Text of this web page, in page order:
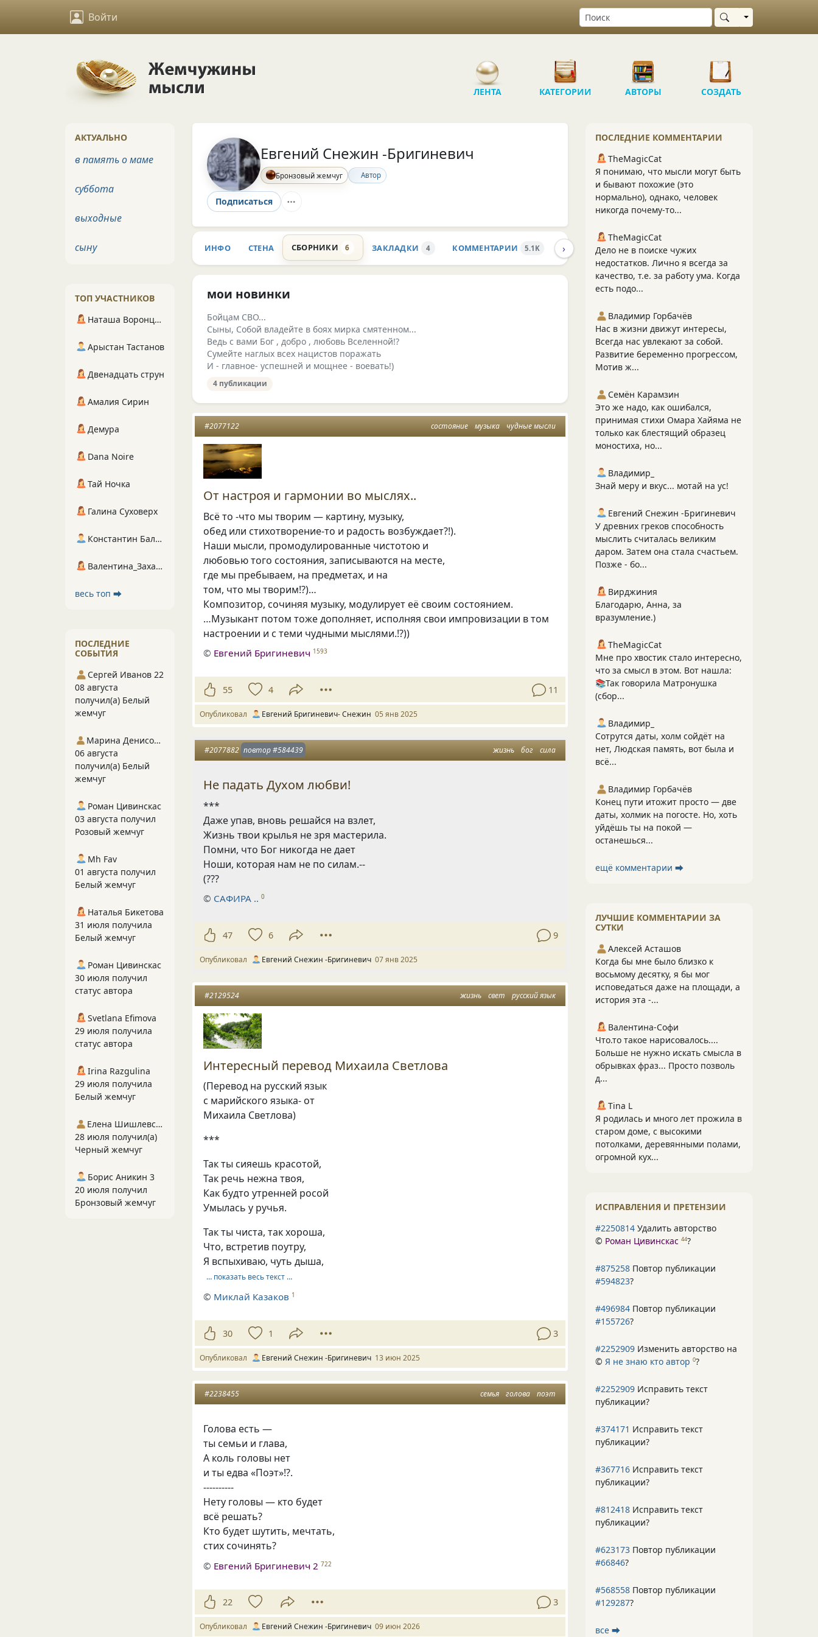
Войти Выбрать область
ЛЕНТА КАТЕГОРИИ АВТОРЫ СОЗДАТЬ
Евгений Снежин -Бригиневич
Бронзовый жемчуг Автор
Подписаться
ИНФО СТЕНА СБОРНИКИ 6 ЗАКЛАДКИ 4 КОММЕНТАРИИ 5.1K ПУБЛИКАЦИИ 807 ПОДПИСЧИКИ
›
мои новинки
Бойцам СВО...
Сыны, Собой владейте в боях мирка смятенном...
Ведь с вами Бог , добро , любовь Вселенной!?
Сумейте наглых всех нацистов поражать
И - главное- успешней и мощнее - воевать!)
4 публикации
состояние музыка чудные мысли
#2077122
От настроя и гармонии во мыслях..
Всё то -что мы творим — картину, музыку,
обед или стихотворение-то и радость возбуждает?!).
Наши мысли, промодулированные чистотою и
любовью того состояния, записываются на месте,
где мы пребываем, на предметах, и на
том, что мы творим!?)…
Композитор, сочиняя музыку, модулирует её своим состоянием.
…Музыкант потом тоже дополняет, исполняя свои импровизации в том
настроении и с теми чудными мыслями.!?))
© Евгений Бригиневич 1593
55 4 11
Опубликовал Евгений Бригиневич- Снежин 05 янв 2025
жизнь бог сила
#2077882 повтор#584439
Не падать Духом любви!
***
Даже упав, вновь решайся на взлет,
Жизнь твои крылья не зря мастерила.
Помни, что Бог никогда не дает
Ноши, которая нам не по силам.--
(???
© САФИРА .. 0
47 6 9
Опубликовал Евгений Снежин -Бригиневич 07 янв 2025
жизнь свет русский язык
#2129524
Интересный перевод Михаила Светлова
(Перевод на русский язык
с марийского языка- от
Михаила Светлова)
***
Так ты сияешь красотой,
Так речь нежна твоя,
Как будто утренней росой
Умылась у ручья.
Так ты чиста, так хороша,
Что, встретив поутру,
Я вспыхиваю, чуть дыша,
… показать весь текст …
© Миклай Казаков 1
30 1 3
Опубликовал Евгений Снежин -Бригиневич 13 июн 2025
семья голова поэт
#2238455
Голова есть —
ты семьи и глава,
А коль головы нет
и ты едва «Поэт»!?.
----------
Нету головы — кто будет
всё решать?
Кто будет шутить, мечтать,
стих сочинять?
© Евгений Бригиневич 2 722
22 3
Опубликовал Евгений Снежин -Бригиневич 09 июн 2026
ПОСЛЕДНИЕ КОММЕНТАРИИ
TheMagicCat
Я понимаю, что мысли могут быть
и бывают похожие (это
нормально), однако, человек
никогда почему-то...
TheMagicCat
Дело не в поиске чужих
недостатков. Лично я всегда за
качество, т.е. за работу ума. Когда
есть подо...
Владимир Горбачёв
Нас в жизни движут интересы,
Всегда нас увлекают за собой.
Развитие беременно прогрессом,
Мотив ж...
Семён Карамзин
Это же надо, как ошибался,
принимая стихи Омара Хайяма не
только как блестящий образец
моностиха, но...
Владимир_
Знай меру и вкус... мотай на ус!
Евгений Снежин -Бригиневич
У древних греков способность
мыслить считалась великим
даром. Затем она стала счастьем.
Позже - бо...
Вирджиния
Благодарю, Анна, за
вразумление.)
TheMagicCat
Мне про хвостик стало интересно,
что за смысл в этом. Вот нашла:
📚Так говорила Матронушка
(сбор...
Владимир_
Сотрутся даты, холм сойдёт на
нет, Людская память, вот была и
всё...
Владимир Горбачёв
Конец пути итожит просто — две
даты, холмик на погосте. Но, хоть
уйдёшь ты на покой —
останешься...
ещё комментарии ⮕
ЛУЧШИЕ КОММЕНТАРИИ ЗА
СУТКИ
Алексей Асташов
Когда бы мне было близко к
восьмому десятку, я бы мог
исповедаться даже на площади, а
история эта -...
Валентина-Софи
Что.то такое нарисовалось....
Больше не нужно искать смысла в
обрывках фраз... Просто позволь
д...
Tina L
Я родилась и много лет прожила в
старом доме, с высокими
потолками, деревянными полами,
огромной кух...
ИСПРАВЛЕНИЯ И ПРЕТЕНЗИИ
#2250814 Удалить авторство
© Роман Цивинскас 44?
#875258 Повтор публикации
#594823?
#496984 Повтор публикации
#155726?
#2252909 Изменить авторство на
© Я не знаю кто автор 0?
#2252909 Исправить текст
публикации?
#374171 Исправить текст
публикации?
#367716 Исправить текст
публикации?
#812418 Исправить текст
публикации?
#623173 Повтор публикации
#66846?
#568558 Повтор публикации
#129287?
все ⮕
АКТУАЛЬНО
в память о маме
суббота
выходные
сыну
ТОП УЧАСТНИКОВ
Наташа Воронцова
Арыстан Тастанов
Двенадцать струн
Амалия Сирин
Демура
Dana Noire
Тай Ночка
Галина Суховерх
Константин Балухта
Валентина_Захарова
весь топ ⮕
ПОСЛЕДНИЕ
СОБЫТИЯ
Сергей Иванов 22
08 августа
получил(а) Белый
жемчуг
Марина Денисова 5
06 августа
получил(а) Белый
жемчуг
Роман Цивинскас
03 августа получил
Розовый жемчуг
Mh Fav
01 августа получил
Белый жемчуг
Наталья Бикетова
31 июля получила
Белый жемчуг
Роман Цивинскас
30 июля получил
статус автора
Svetlana Efimova
29 июля получила
статус автора
Irina Razgulina
29 июля получила
Белый жемчуг
Елена Шишлевская
28 июля получил(а)
Черный жемчуг
Борис Аникин 3
20 июля получил
Бронзовый жемчуг